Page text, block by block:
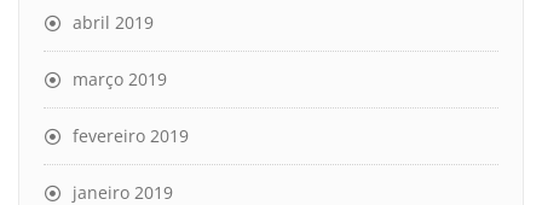
abril 2019
março 2019
fevereiro 2019
janeiro 2019